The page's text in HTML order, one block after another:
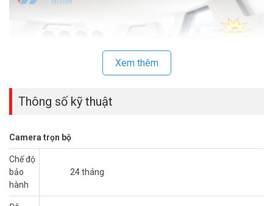
I. THÔNG TIN TRỌN BỘ CAMERA
HIKVISION 5MP CHO CÔNG TY – NHA
KHOA
– 1 Camera HKC-56H0T-ITPF quan sát xa 20 mét, Hồng ngoại
Xem thêm
Thông số kỹ thuật
Camera trọn bộ
Chế độ
bảo
hành
24 tháng